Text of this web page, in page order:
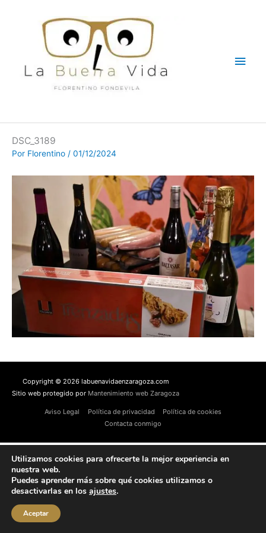
DSC_3189
Por Florentino / 01/12/2024
Copyright © 2026 labuenavidaenzaragoza.com
Sitio web protegido por Mantenimiento web Zaragoza
Aviso Legal Política de privacidad
Política de cookies
Contacta conmigo
Utilizamos cookies para ofrecerte la mejor experiencia en
nuestra web.
Puedes aprender más sobre qué cookies utilizamos o
desactivarlas en los ajustes.
Aceptar